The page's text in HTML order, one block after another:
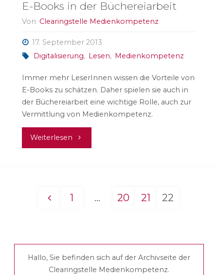
E-Books in der Büchereiarbeit
Von Clearingstelle Medienkompetenz
17. September 2013
Digitalisierung, Lesen, Medienkompetenz
Immer mehr LeserInnen wissen die Vorteile von
E-Books zu schätzen. Daher spielen sie auch in
der Büchereiarbeit eine wichtige Rolle, auch zur
Vermittlung von Medienkompetenz.
Weiterlesen "E-
der
der
Beiträge
1 … 20 21 22
Hallo, Sie befinden sich auf der Archivseite der
Clearingstelle Medienkompetenz.